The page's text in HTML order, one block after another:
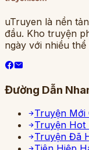
uTruyen là nền
đầu. Kho truyện
ngày với nhiều thể
Đường Dẫn
Truyện Mới
Truyện Hot
Truyện Đã